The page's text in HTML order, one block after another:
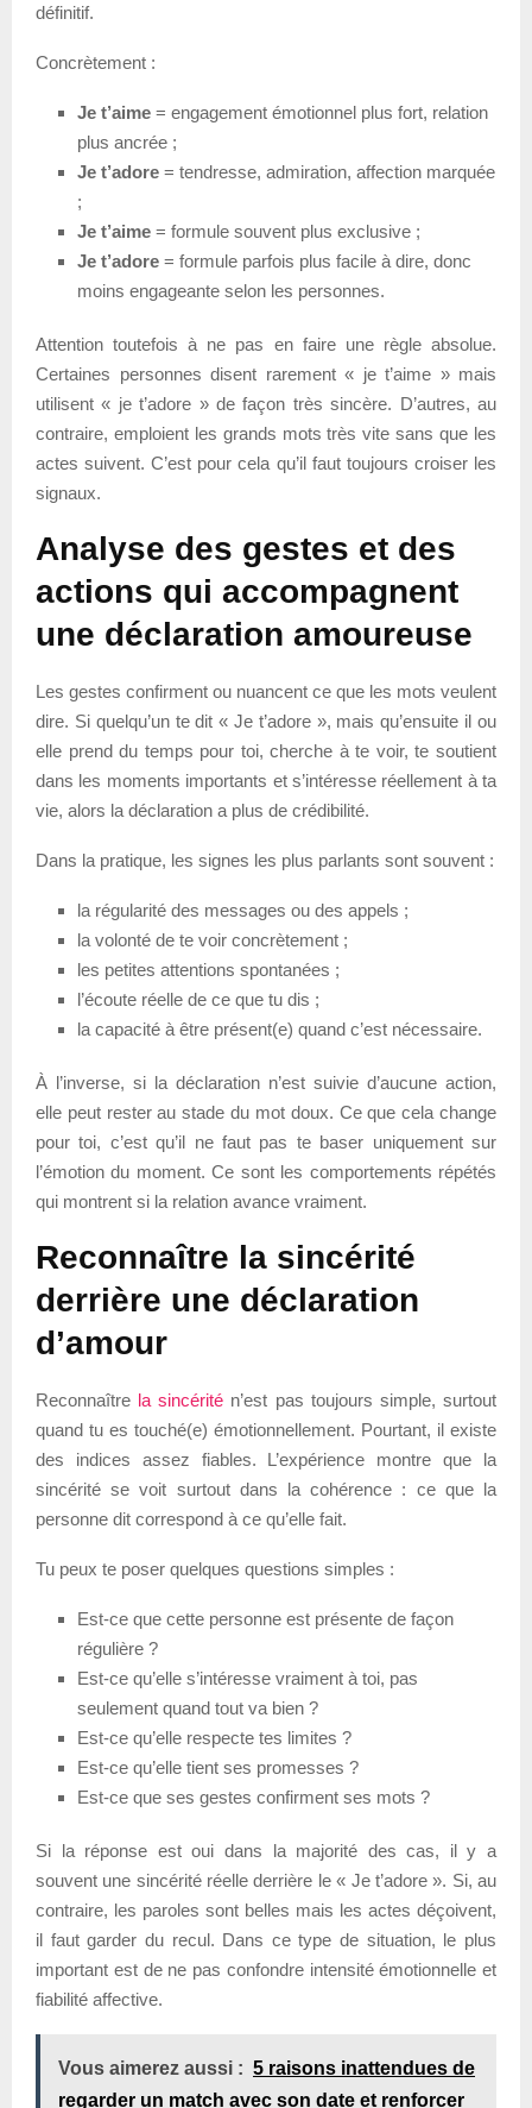
définitif.
Concrètement :
Je t’aime = engagement émotionnel plus fort, relation
plus ancrée ;
Je t’adore = tendresse, admiration, affection marquée
;
Je t’aime = formule souvent plus exclusive ;
Je t’adore = formule parfois plus facile à dire, donc
moins engageante selon les personnes.
Attention toutefois à ne pas en faire une règle absolue.
Certaines personnes disent rarement « je t’aime » mais
utilisent « je t’adore » de façon très sincère. D’autres, au
contraire, emploient les grands mots très vite sans que les
actes suivent. C’est pour cela qu’il faut toujours croiser les
signaux.
Analyse des gestes et des
actions qui accompagnent
une déclaration amoureuse
Les gestes confirment ou nuancent ce que les mots veulent
dire. Si quelqu’un te dit « Je t’adore », mais qu’ensuite il ou
elle prend du temps pour toi, cherche à te voir, te soutient
dans les moments importants et s’intéresse réellement à ta
vie, alors la déclaration a plus de crédibilité.
Dans la pratique, les signes les plus parlants sont souvent :
la régularité des messages ou des appels ;
la volonté de te voir concrètement ;
les petites attentions spontanées ;
l’écoute réelle de ce que tu dis ;
la capacité à être présent(e) quand c’est nécessaire.
À l’inverse, si la déclaration n’est suivie d’aucune action,
elle peut rester au stade du mot doux. Ce que cela change
pour toi, c’est qu’il ne faut pas te baser uniquement sur
l’émotion du moment. Ce sont les comportements répétés
qui montrent si la relation avance vraiment.
Reconnaître la sincérité
derrière une déclaration
d’amour
Reconnaître la sincérité n’est pas toujours simple, surtout
quand tu es touché(e) émotionnellement. Pourtant, il existe
des indices assez fiables. L’expérience montre que la
sincérité se voit surtout dans la cohérence : ce que la
personne dit correspond à ce qu’elle fait.
Tu peux te poser quelques questions simples :
Est-ce que cette personne est présente de façon
régulière ?
Est-ce qu’elle s’intéresse vraiment à toi, pas
seulement quand tout va bien ?
Est-ce qu’elle respecte tes limites ?
Est-ce qu’elle tient ses promesses ?
Est-ce que ses gestes confirment ses mots ?
Si la réponse est oui dans la majorité des cas, il y a
souvent une sincérité réelle derrière le « Je t’adore ». Si, au
contraire, les paroles sont belles mais les actes déçoivent,
il faut garder du recul. Dans ce type de situation, le plus
important est de ne pas confondre intensité émotionnelle et
fiabilité affective.
Vous aimerez aussi : 5 raisons inattendues de
regarder un match avec son date et renforcer